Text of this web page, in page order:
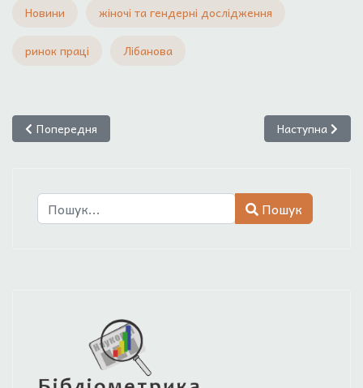
Новини жіночі та гендерні дослідження
ринок праці Лібанова
Попередня стаття: Запрошуємо до співпраці!
Попередня Наступна
Наступна
Пошук
Пошук